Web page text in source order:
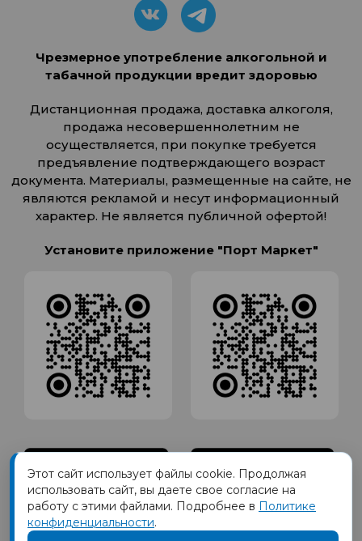
Чрезмерное употребление алкогольной и
табачной продукции вредит здоровью
Дистанционная продажа, доставка алкоголя,
продажа несовершеннолетним не
осуществляется, при покупке требуется
предъявление подтверждающего возраст
документа. Материалы, размещенные на сайте, не
являются рекламой и несут информационный
характер. Не является публичной офертой!
Установите приложение "Порт Маркет"
Товарный знак ПОРТ принадлежит Обществу с Ограниченной
ответственностью СИГМАТОРГ, ОГРН 1191690035570, ИНН 1655417189
Этот сайт использует файлы cookie. Продолжая
использовать сайт, вы даете свое согласие на
работу с этими файлами. Подробнее в Политике
конфиденциальности.